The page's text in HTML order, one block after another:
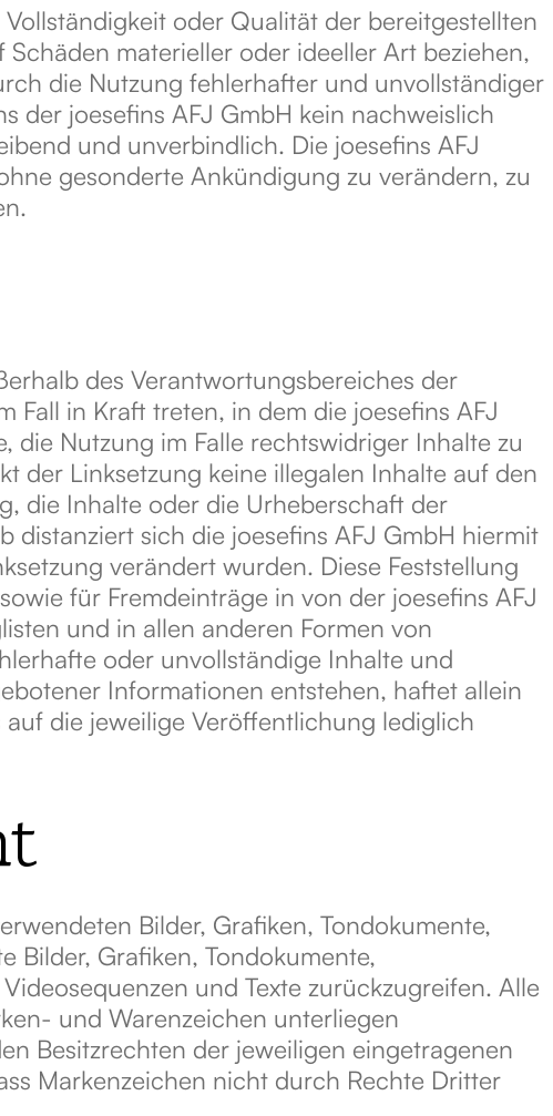
oder Qualität der bereitgestellten
materieller oder ideeller Art beziehen,
die Nutzung fehlerhafter und unvollständiger
der joesefins AFJ GmbH kein nachweislich
und unverbindlich. Die joesefins AFJ
gesonderte Ankündigung zu verändern, zu
des Verantwortungsbereiches der
Fall in Kraft treten, in dem die joesefins AFJ
Nutzung im Falle rechtswidriger Inhalte zu
der Linksetzung keine illegalen Inhalte auf den
die Inhalte oder die Urheberschaft der
distanziert sich die joesefins AFJ GmbH hiermit
verändert wurden. Diese Feststellung
für Fremdeinträge in von der joesefins AFJ
und in allen anderen Formen von
oder unvollständige Inhalte und
Informationen entstehen, haftet allein
die jeweilige Veröffentlichung lediglich
Bilder, Grafiken, Tondokumente,
Bilder, Grafiken, Tondokumente,
und Texte zurückzugreifen. Alle
und Warenzeichen unterliegen
Besitzrechten der jeweiligen eingetragenen
Markenzeichen nicht durch Rechte Dritter